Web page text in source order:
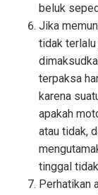
beluk
Jika
tidak terlalu
terpaksa
karena
apakah
atau tidak,
tinggal
Perhatikan